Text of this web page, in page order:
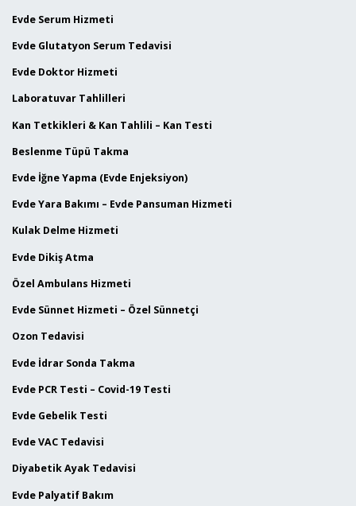
Evde Serum Hizmeti
Evde Glutatyon Serum Tedavisi
Evde Doktor Hizmeti
Laboratuvar Tahlilleri
Kan Tetkikleri & Kan Tahlili – Kan Testi
Beslenme Tüpü Takma
Evde İğne Yapma (Evde Enjeksiyon)
Evde Yara Bakımı – Evde Pansuman Hizmeti
Kulak Delme Hizmeti
Evde Dikiş Atma
Özel Ambulans Hizmeti
Evde Sünnet Hizmeti – Özel Sünnetçi
Ozon Tedavisi
Evde İdrar Sonda Takma
Evde PCR Testi – Covid-19 Testi
Evde Gebelik Testi
Evde VAC Tedavisi
Diyabetik Ayak Tedavisi
Evde Palyatif Bakım